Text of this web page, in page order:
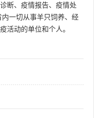
断、疫情报告、疫情处
一切从事羊只饲养、经
活动的单位和个人。